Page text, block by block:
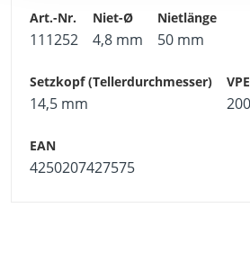
111252 4,8 mm 50 mm
14,5 mm 200
4250207427575